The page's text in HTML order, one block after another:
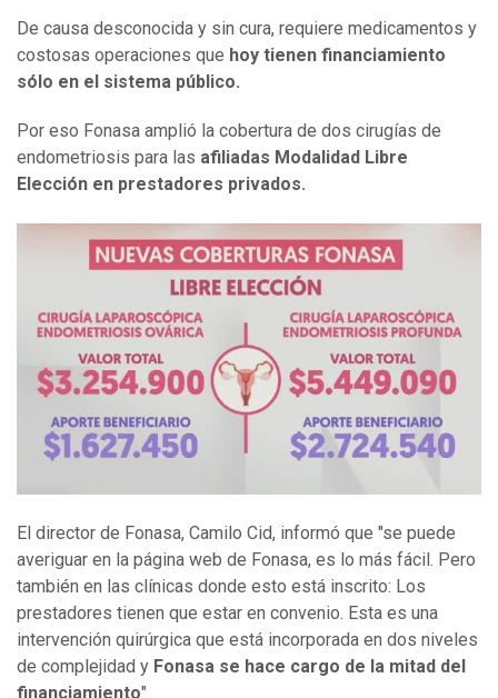
De causa desconocida y sin cura, requiere medicamentos y
costosas operaciones que hoy tienen financiamiento
sólo en el sistema público.
Por eso Fonasa amplió la cobertura de dos cirugías de
endometriosis para las afiliadas Modalidad Libre
Elección en prestadores privados.
El director de Fonasa, Camilo Cid, informó que "se puede
averiguar en la página web de Fonasa, es lo más fácil. Pero
también en las clínicas donde esto está inscrito: Los
prestadores tienen que estar en convenio. Esta es una
intervención quirúrgica que está incorporada en dos niveles
de complejidad y Fonasa se hace cargo de la mitad del
financiamiento".